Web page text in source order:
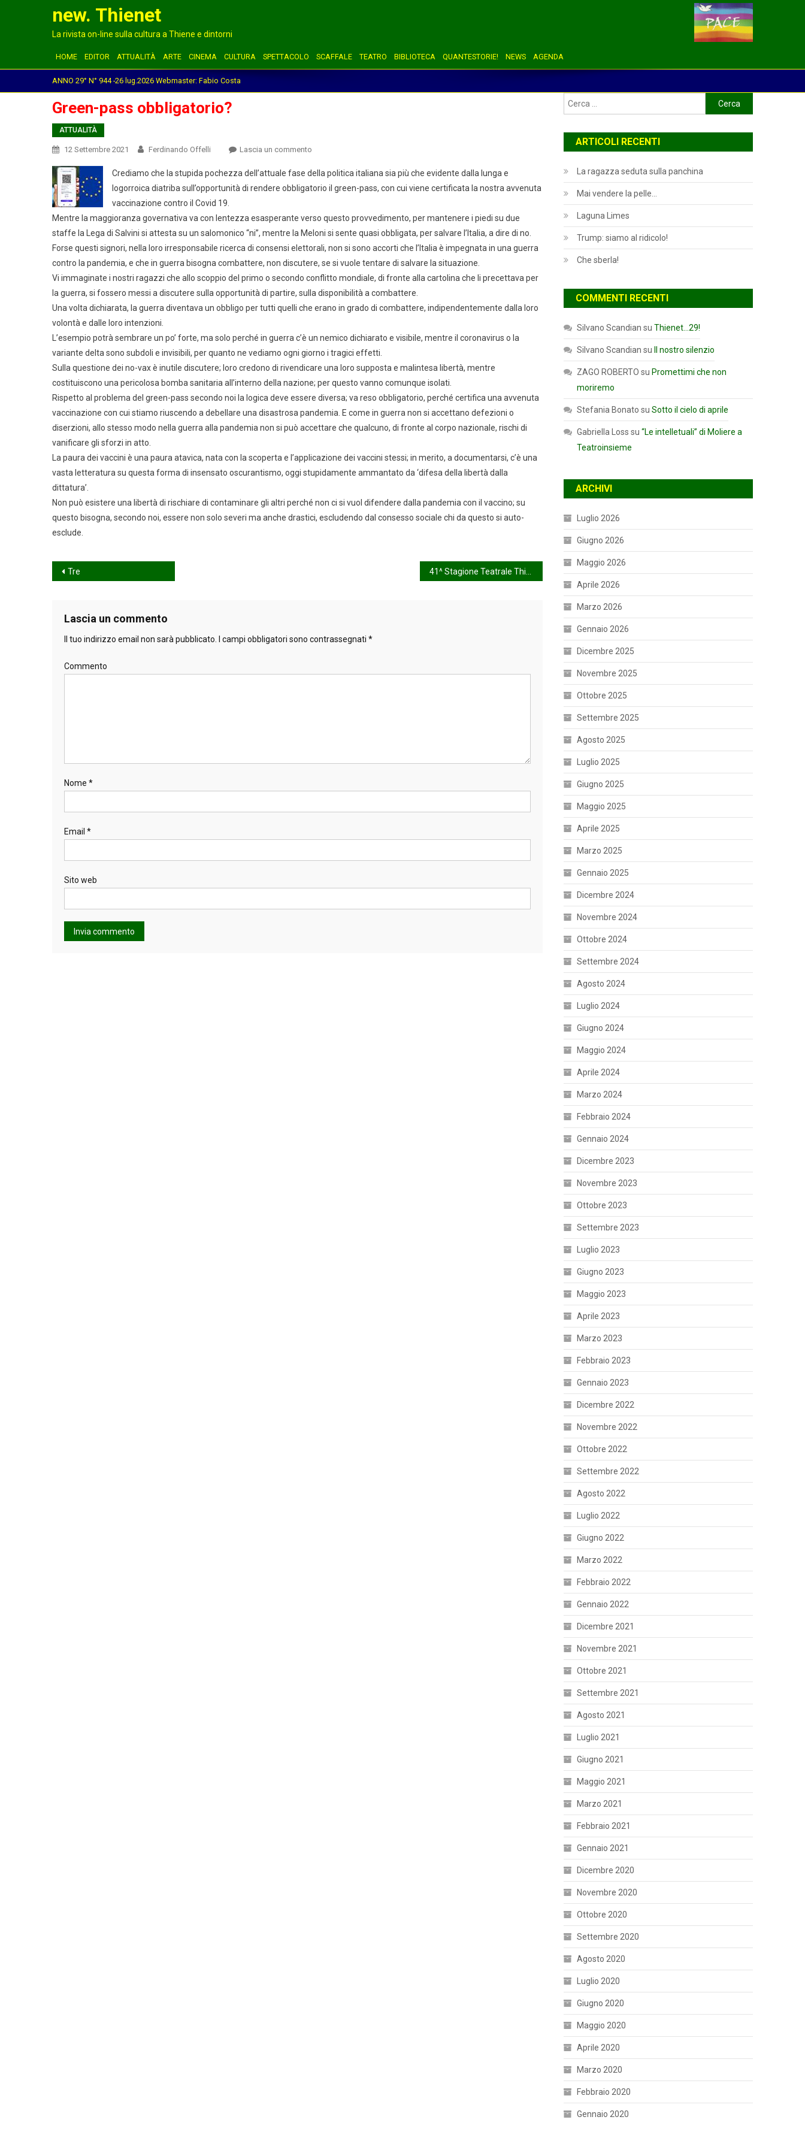
new. Thienet
La rivista on-line sulla cultura a Thiene e dintorni
HOME EDITOR ATTUALITÀ ARTE CINEMA CULTURA SPETTACOLO SCAFFALE TEATRO BIBLIOTECA QUANTESTORIE! NEWS AGENDA
ANNO 29° N° 944 -26 lug.2026 Webmaster: Fabio Costa
Green-pass obbligatorio?
ATTUALITÀ
12 Settembre 2021 Ferdinando Offelli Lascia un commento
pass
obbligatorio?
Crediamo che la stupida pochezza dell’attuale fase della politica italiana sia più che evidente dalla lunga e
logorroica diatriba sull’opportunità di rendere obbligatorio il green-pass, con cui viene certificata la nostra avvenuta
vaccinazione contro il Covid 19.
Mentre la maggioranza governativa va con lentezza esasperante verso questo provvedimento, per mantenere i piedi su due
staffe la Lega di Salvini si attesta su un salomonico “ni”, mentre la Meloni si sente quasi obbligata, per salvare l’Italia, a dire di no.
Forse questi signori, nella loro irresponsabile ricerca di consensi elettorali, non si sono accorti che l’Italia è impegnata in una guerra
contro la pandemia, e che in guerra bisogna combattere, non discutere, se si vuole tentare di salvare la situazione.
Vi immaginate i nostri ragazzi che allo scoppio del primo o secondo conflitto mondiale, di fronte alla cartolina che li precettava per
la guerra, si fossero messi a discutere sulla opportunità di partire, sulla disponibilità a combattere.
Una volta dichiarata, la guerra diventava un obbligo per tutti quelli che erano in grado di combattere, indipendentemente dalla loro
volontà e dalle loro intenzioni.
L’esempio potrà sembrare un po’ forte, ma solo perché in guerra c’è un nemico dichiarato e visibile, mentre il coronavirus o la
variante delta sono subdoli e invisibili, per quanto ne vediamo ogni giorno i tragici effetti.
Sulla questione dei no-vax è inutile discutere; loro credono di rivendicare una loro supposta e malintesa libertà, mentre
costituiscono una pericolosa bomba sanitaria all’interno della nazione; per questo vanno comunque isolati.
Rispetto al problema del green-pass secondo noi la logica deve essere diversa; va reso obbligatorio, perché certifica una avvenuta
vaccinazione con cui stiamo riuscendo a debellare una disastrosa pandemia. E come in guerra non si accettano defezioni o
diserzioni, allo stesso modo nella guerra alla pandemia non si può accettare che qualcuno, di fronte al corpo nazionale, rischi di
vanificare gli sforzi in atto.
La paura dei vaccini è una paura atavica, nata con la scoperta e l’applicazione dei vaccini stessi; in merito, a documentarsi, c’è una
vasta letteratura su questa forma di insensato oscurantismo, oggi stupidamente ammantato da ‘difesa della libertà dalla
dittatura’.
Non può esistere una libertà di rischiare di contaminare gli altri perché non ci si vuol difendere dalla pandemia con il vaccino; su
questo bisogna, secondo noi, essere non solo severi ma anche drastici, escludendo dal consesso sociale chi da questo si auto-
esclude.
Navigazione
Tre
Lascia un commento
Il tuo indirizzo email non sarà pubblicato. I campi obbligatori sono contrassegnati *
Commento
Nome *
Email *
Sito web
Ricerca
per:
ARTICOLI RECENTI
La ragazza seduta sulla panchina
Mai vendere la pelle…
Laguna Limes
Trump: siamo al ridicolo!
Che sberla!
COMMENTI RECENTI
Silvano Scandian suThienet…29!
Silvano Scandian su Il nostro silenzio
ZAGO ROBERTO su Promettimi che non
moriremo
Stefania Bonato suSotto il cielo di aprile
Gabriella Loss su“Le intelletuali” di Moliere a
Teatroinsieme
ARCHIVI
Luglio 2026
Giugno 2026
Maggio 2026
Aprile 2026
Marzo 2026
Gennaio 2026
Dicembre 2025
Novembre 2025
Ottobre 2025
Settembre 2025
Agosto 2025
Luglio 2025
Giugno 2025
Maggio 2025
Aprile 2025
Marzo 2025
Gennaio 2025
Dicembre 2024
Novembre 2024
Ottobre 2024
Settembre 2024
Agosto 2024
Luglio 2024
Giugno 2024
Maggio 2024
Aprile 2024
Marzo 2024
Febbraio 2024
Gennaio 2024
Dicembre 2023
Novembre 2023
Ottobre 2023
Settembre 2023
Luglio 2023
Giugno 2023
Maggio 2023
Aprile 2023
Marzo 2023
Febbraio 2023
Gennaio 2023
Dicembre 2022
Novembre 2022
Ottobre 2022
Settembre 2022
Agosto 2022
Luglio 2022
Giugno 2022
Marzo 2022
Febbraio 2022
Gennaio 2022
Dicembre 2021
Novembre 2021
Ottobre 2021
Settembre 2021
Agosto 2021
Luglio 2021
Giugno 2021
Maggio 2021
Marzo 2021
Febbraio 2021
Gennaio 2021
Dicembre 2020
Novembre 2020
Ottobre 2020
Settembre 2020
Agosto 2020
Luglio 2020
Giugno 2020
Maggio 2020
Aprile 2020
Marzo 2020
Febbraio 2020
Gennaio 2020